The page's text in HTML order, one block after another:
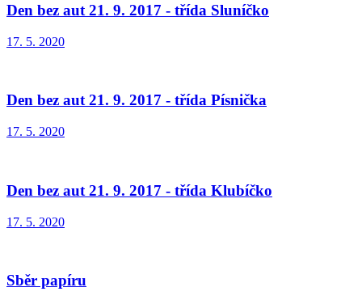
Den bez aut 21. 9. 2017 - třída Sluníčko
17. 5. 2020
Den bez aut 21. 9. 2017 - třída Písnička
17. 5. 2020
Den bez aut 21. 9. 2017 - třída Klubíčko
17. 5. 2020
Sběr papíru